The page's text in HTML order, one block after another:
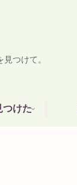
つけて。
つけた